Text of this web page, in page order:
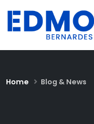
Home Blog & News